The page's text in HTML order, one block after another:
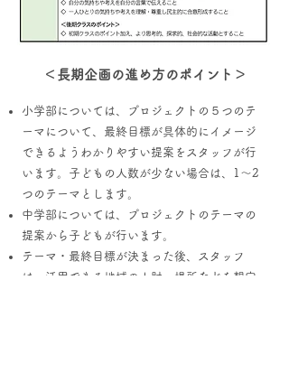
＜長期企画の進め方のポイント＞
小学部については、プロジェクトの５つのテ
ーマについて、最終目標が具体的にイメージ
できるようわかりやすい提案をスタッフが行
います。子どもの人数が少ない場合は、1～2
つのテーマとします。
中学部については、プロジェクトのテーマの
提案から子どもが行います。
テーマ・最終目標が決まった後、スタッフ
は、活用できる地域の人財・場所などを想定